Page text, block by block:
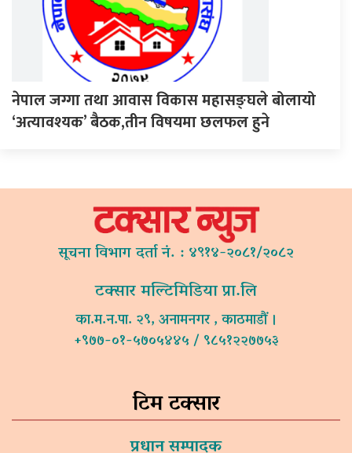
नेपाल जग्गा तथा आवास विकास महासङ्घले बोलायो
‘अत्यावश्यक’ बैठक,तीन विषयमा छलफल हुने
सूचना विभाग दर्ता नं. : ४९१४-२०८१/२०८२
टक्सार मल्टिमिडिया प्रा.लि
का.म.न.पा. २९, अनामनगर , काठमाडौं ।
+९७७-०१-५७०५४४५ / ९८५१२२७७५३
टिम टक्सार